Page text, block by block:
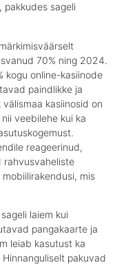
pakkudes sageli
70% ning 2024.
kogu online-kasiinode
paindlikke ja
kasiinosid on
veebilehe kui ka
reageerinud,
rahvusvaheliste
mis
laiem kui
pangakaarte ja
leiab kasutust ka
pakuvad